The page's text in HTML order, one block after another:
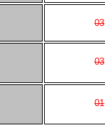
03
03
01